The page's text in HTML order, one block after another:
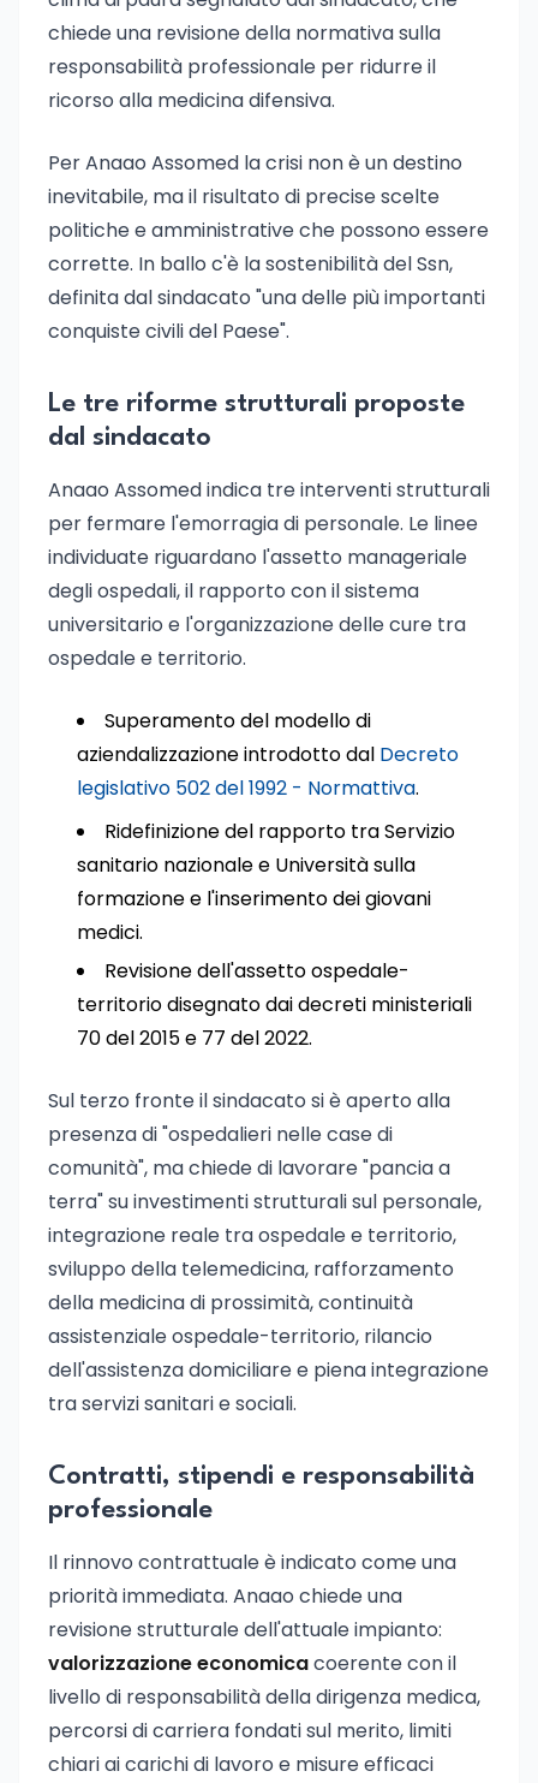
chiede una revisione della normativa sulla
responsabilità professionale per ridurre il
ricorso alla medicina difensiva.
Per Anaao Assomed la crisi non è un destino
inevitabile, ma il risultato di precise scelte
politiche e amministrative che possono essere
corrette. In ballo c'è la sostenibilità del Ssn,
definita dal sindacato "una delle più importanti
conquiste civili del Paese".
Le tre riforme strutturali proposte
dal sindacato
Anaao Assomed indica tre interventi strutturali
per fermare l'emorragia di personale. Le linee
individuate riguardano l'assetto manageriale
degli ospedali, il rapporto con il sistema
universitario e l'organizzazione delle cure tra
ospedale e territorio.
Superamento del modello di
aziendalizzazione introdotto dal Decreto
legislativo 502 del 1992 - Normattiva.
Ridefinizione del rapporto tra Servizio
sanitario nazionale e Università sulla
formazione e l'inserimento dei giovani
medici.
Revisione dell'assetto ospedale-
territorio disegnato dai decreti ministeriali
70 del 2015 e 77 del 2022.
Sul terzo fronte il sindacato si è aperto alla
presenza di "ospedalieri nelle case di
comunità", ma chiede di lavorare "pancia a
terra" su investimenti strutturali sul personale,
integrazione reale tra ospedale e territorio,
sviluppo della telemedicina, rafforzamento
della medicina di prossimità, continuità
assistenziale ospedale-territorio, rilancio
dell'assistenza domiciliare e piena integrazione
tra servizi sanitari e sociali.
Contratti, stipendi e responsabilità
professionale
Il rinnovo contrattuale è indicato come una
priorità immediata. Anaao chiede una
revisione strutturale dell'attuale impianto:
valorizzazione economicacoerente con il
livello di responsabilità della dirigenza medica,
percorsi di carriera fondati sul merito, limiti
chiari ai carichi di lavoro e misure efficaci